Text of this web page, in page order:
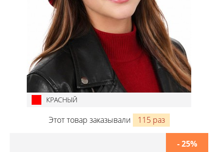
КРАСНЫЙ
Этот товар заказывали 115 раз
- 25%